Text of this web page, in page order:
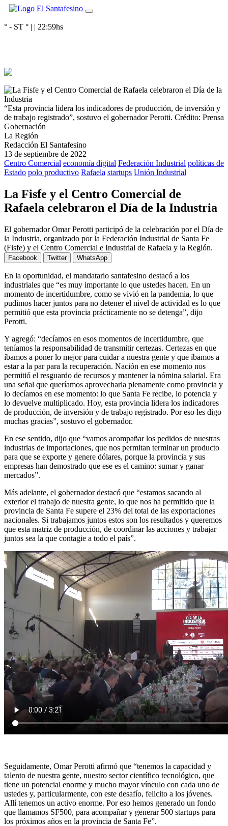
° - ST ° | | 22:59hs
“Esta provincia lidera los indicadores de producción, de inversión y
de trabajo registrado”, sostuvo el gobernador Perotti. Crédito: Prensa
Gobernación
La Región
Redacción El Santafesino
13 de septiembre de 2022
Centro Comercial economía digital Federación Industrial políticas de
Estado polo productivo Rafaela startups Unión Industrial
La Fisfe y el Centro Comercial de
Rafaela celebraron el Día de la Industria
El gobernador Omar Perotti participó de la celebración por el Día de
la Industria, organizado por la Federación Industrial de Santa Fe
(Fisfe) y el Centro Comercial e Industrial de Rafaela y la Región.
Facebook Twitter WhatsApp
En la oportunidad, el mandatario santafesino destacó a los
industriales que “es muy importante lo que ustedes hacen. En un
momento de incertidumbre, como se vivió en la pandemia, lo que
pudimos hacer juntos para no detener el nivel de actividad es lo que
permitió que esta provincia prácticamente no se detenga”, dijo
Perotti.
Y agregó: “decíamos en esos momentos de incertidumbre, que
teníamos la responsabilidad de transmitir certezas. Certezas en que
íbamos a poner lo mejor para cuidar a nuestra gente y que íbamos a
estar a la par para la recuperación. Nación en ese momento nos
permitió el resguardo de recursos y mantener la nómina salarial. Era
una señal que queríamos aprovecharla plenamente como provincia y
lo decíamos en ese momento: lo que Santa Fe recibe, lo potencia y
lo devuelve multiplicado. Hoy, esta provincia lidera los indicadores
de producción, de inversión y de trabajo registrado. Por eso les digo
muchas gracias”, sostuvo el gobernador.
En ese sentido, dijo que “vamos acompañar los pedidos de nuestras
industrias de importaciones, que nos permitan terminar un producto
para que se exporte y genere dólares, porque la provincia y sus
empresas han demostrado que ese es el camino: sumar y ganar
mercados”.
Más adelante, el gobernador destacó que “estamos sacando al
exterior el trabajo de nuestra gente, lo que nos ha permitido que la
provincia de Santa Fe supere el 23% del total de las exportaciones
nacionales. Si trabajamos juntos estos son los resultados y queremos
que esta matriz de producción, de coordinar las acciones y trabajar
juntos sea la que contagie a todo el país”.
Seguidamente, Omar Perotti afirmó que “tenemos la capacidad y
talento de nuestra gente, nuestro sector científico tecnológico, que
tiene un potencial enorme y mucho mayor vínculo con cada uno de
ustedes y, particularmente, con este desafío, felicito a los jóvenes.
Allí tenemos un activo enorme. Por eso hemos generado un fondo
que llamamos SF500, para acompañar y generar 500 startups para
los próximos años en la provincia de Santa Fe”.